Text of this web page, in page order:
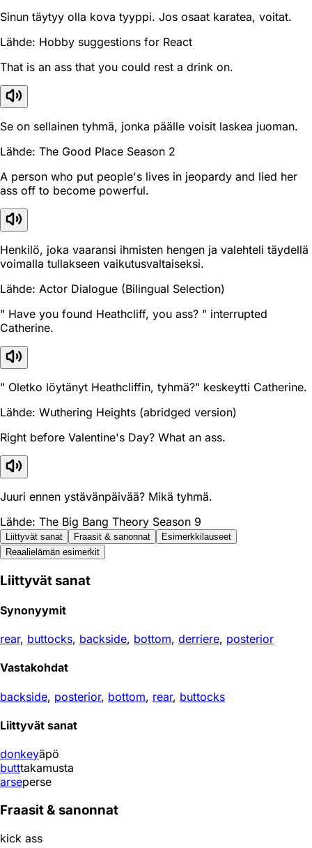
Sinun täytyy olla kova tyyppi. Jos osaat karatea, voitat.
Lähde: Hobby suggestions for React
That is an ass that you could rest a drink on.
Se on sellainen tyhmä, jonka päälle voisit laskea juoman.
Lähde: The Good Place Season 2
A person who put people's lives in jeopardy and lied her
ass off to become powerful.
Henkilö, joka vaaransi ihmisten hengen ja valehteli täydellä
voimalla tullakseen vaikutusvaltaiseksi.
Lähde: Actor Dialogue (Bilingual Selection)
" Have you found Heathcliff, you ass? " interrupted
Catherine.
" Oletko löytänyt Heathcliffin, tyhmä?" keskeytti Catherine.
Lähde: Wuthering Heights (abridged version)
Right before Valentine's Day? What an ass.
Juuri ennen ystävänpäivää? Mikä tyhmä.
Lähde: The Big Bang Theory Season 9
Liittyvät sanat Fraasit & sanonnat
Esimerkkilauseet
Reaali­elämän esimerkit
Liittyvät sanat
Synonyymit
rear, buttocks, backside, bottom, derriere, posterior
Vastakohdat
backside, posterior, bottom, rear, buttocks
Liittyvät sanat
donkeyäpö
butttakamusta
arseperse
Fraasit & sanonnat
kick ass